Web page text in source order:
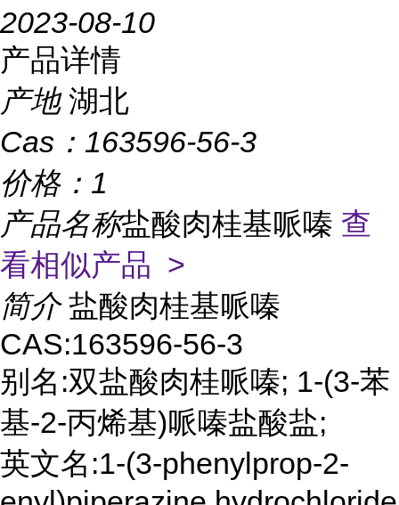
2023-08-10
产品详情
产地 湖北
Cas： 163596-56-3
价格： 1
产品名称盐酸肉桂基哌嗪 查
看相似产品 >
简介 盐酸肉桂基哌嗪
CAS:163596-56-3
别名:双盐酸肉桂哌嗪; 1-(3-苯
基-2-丙烯基)哌嗪盐酸盐;
英文名:1-(3-phenylprop-2-